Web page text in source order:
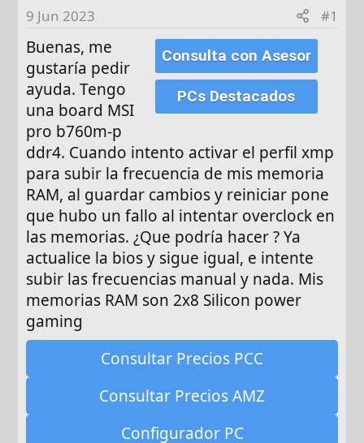
e
n
c
i
9 Jun 2023 #1
Consulta con Asesor
PCs Destacados
Buenas, me
gustaría pedir
ayuda. Tengo
una board MSI
pro b760m-p
ddr4. Cuando intento activar el perfil xmp
para subir la frecuencia de mis memoria
RAM, al guardar cambios y reiniciar pone
que hubo un fallo al intentar overclock en
las memorias. ¿Que podría hacer ? Ya
actualice la bios y sigue igual, e intente
subir las frecuencias manual y nada. Mis
memorias RAM son 2x8 Silicon power
gaming
Consultar Precios PCC
Consultar Precios AMZ
Configurador PC